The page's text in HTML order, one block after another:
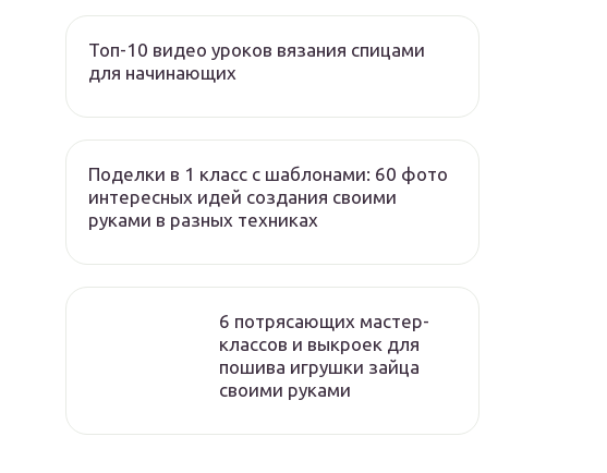
Топ-10 видео уроков вязания спицами
для начинающих
Поделки в 1 класс с шаблонами: 60 фото
интересных идей создания своими
руками в разных техниках
6 потрясающих мастер-
классов и выкроек для
пошива игрушки зайца
своими руками